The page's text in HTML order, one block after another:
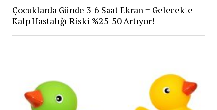
Çocuklarda Günde 3-6 Saat Ekran = Gelecekte
Kalp Hastalığı Riski %25-50 Artıyor!